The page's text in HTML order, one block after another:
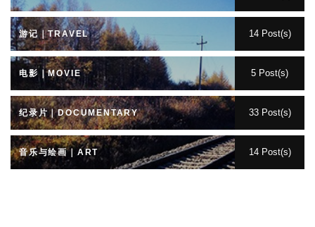
游记｜TRAVEL 14 Post(s)
电影｜MOVIE 5 Post(s)
纪录片｜DOCUMENTARY 33 Post(s)
音乐与绘画｜ART 14 Post(s)